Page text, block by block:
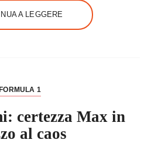
A LEGGERE
FORMULA 1
certezza Max in
al caos